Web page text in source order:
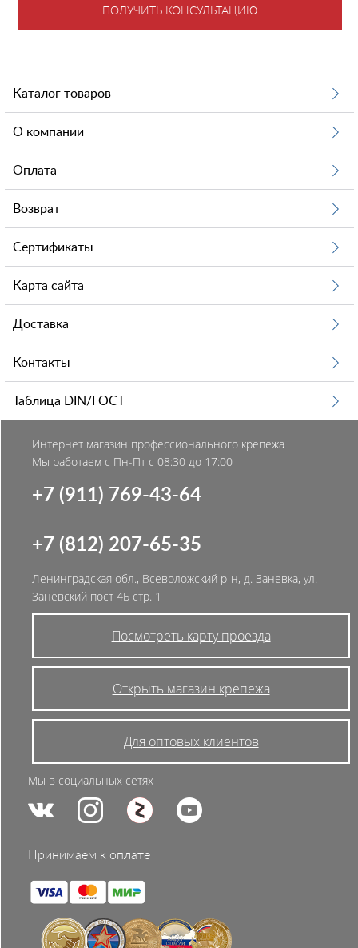
ПОЛУЧИТЬ КОНСУЛЬТАЦИЮ
Каталог товаров
О компании
Оплата
Возврат
Сертификаты
Карта сайта
Доставка
Контакты
Таблица DIN/ГОСТ
Интернет магазин профессионального крепежа
Мы работаем с Пн-Пт с 08:30 до 17:00
+7 (911) 769-43-64
+7 (812) 207-65-35
Ленинградская обл., Всеволожский р-н, д. Заневка, ул.
Заневский пост 4Б стр. 1
Посмотреть карту проезда
Открыть магазин крепежа
Для оптовых клиентов
Мы в социальных сетях
Принимаем к оплате